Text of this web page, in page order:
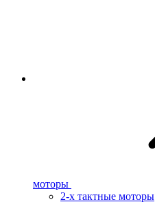
моторы
2-х тактные моторы